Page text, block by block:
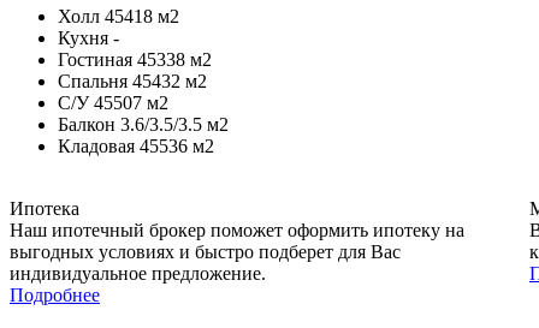
Холл 45418 м2
Кухня -
Гостиная 45338 м2
Спальня 45432 м2
С/У 45507 м2
Балкон 3.6/3.5/3.5 м2
Кладовая 45536 м2
Ипотека
Наш ипотечный брокер поможет оформить ипотеку на
выгодных условиях и быстро подберет для Вас
индивидуальное предложение.
Подробнее